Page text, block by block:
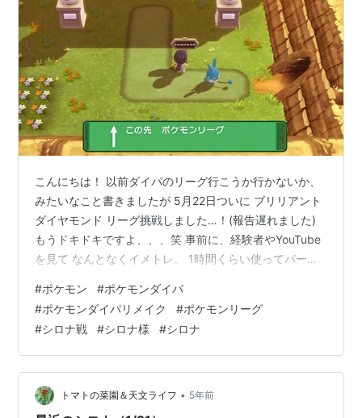
こんにちは！ 以前ダイパのリーグ行こうか行かないか、
みたいなこと書きましたが 5月22日ついに ブリリアント
ダイヤモンド リーグ挑戦しました…！(報告遅れました)
もうドキドキですよ、、、笑 事前に、経験者やYouTube
を見て なんとなくイメトレ。 1時間くらい使ってパーテ
リーグ！！ -----------pikapika------------- リョウはま
だ気持ちに余裕があり、 最初のスクショは撮ってまし
た。笑 ここぞって時に 「あーあのわざ、ここで使いたい
～！」 って思うこともあって、 四天王毎回倒すたびに何
かしらわざマシン覚えさせ…
#ポケモン #ポケモンダイパ
#ポケモンダイパリメイク #ポケモンリーグ
#シロナ戦 #シロナ様 #シロナ
トマトの菜園＆天文ライフ • 5年前